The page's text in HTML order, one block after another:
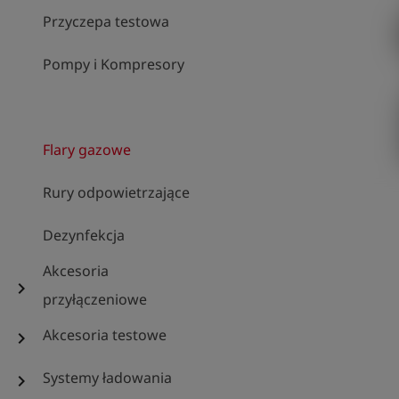
Przyczepa testowa
Pompy i Kompresory
Flary gazowe
Rury odpowietrzające
Dezynfekcja
chevron_right
Akcesoria
przyłączeniowe
chevron_right Akcesoria testowe
chevron_right Systemy ładowania